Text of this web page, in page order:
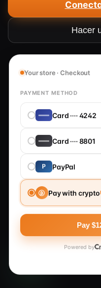
Hacer
Your store · Checkout
PAYMENT METHOD
Card ···· 4242
Card ···· 8801
PayPal
Pay with crypto
Pay
Powered by
To pay:
$128.00
≈ 128.00 USDT
№